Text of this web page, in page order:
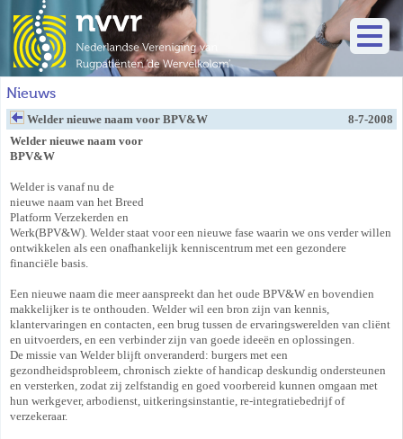
Nieuws
Welder nieuwe naam voor BPV&W
8-7-2008
Welder nieuwe naam voor
BPV&W
Welder is vanaf nu de
nieuwe naam van het Breed
Platform Verzekerden en
Werk(BPV&W). Welder staat voor een nieuwe fase waarin we ons verder willen
ontwikkelen als een onafhankelijk kenniscentrum met een gezondere
financiële basis.
Een nieuwe naam die meer aanspreekt dan het oude BPV&W en bovendien
makkelijker is te onthouden. Welder wil een bron zijn van kennis,
klantervaringen en contacten, een brug tussen de ervaringswerelden van cliënt
en uitvoerders, en een verbinder zijn van goede ideeën en oplossingen.
De missie van Welder blijft onveranderd: burgers met een
gezondheidsprobleem, chronisch ziekte of handicap deskundig ondersteunen
en versterken, zodat zij zelfstandig en goed voorbereid kunnen omgaan met
hun werkgever, arbodienst, uitkeringsinstantie, re-integratiebedrijf of
verzekeraar.